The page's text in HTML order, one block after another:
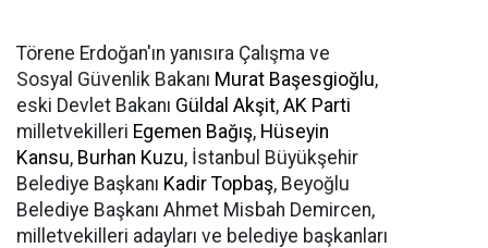
Törene Erdoğan'ın yanısıra Çalışma ve
Sosyal Güvenlik Bakanı Murat Başesgioğlu,
eski Devlet Bakanı Güldal Akşit, AK Parti
milletvekilleri Egemen Bağış, Hüseyin
Kansu, Burhan Kuzu, İstanbul Büyükşehir
Belediye Başkanı Kadir Topbaş, Beyoğlu
Belediye Başkanı Ahmet Misbah Demircen,
milletvekilleri adayları ve belediye başkanları